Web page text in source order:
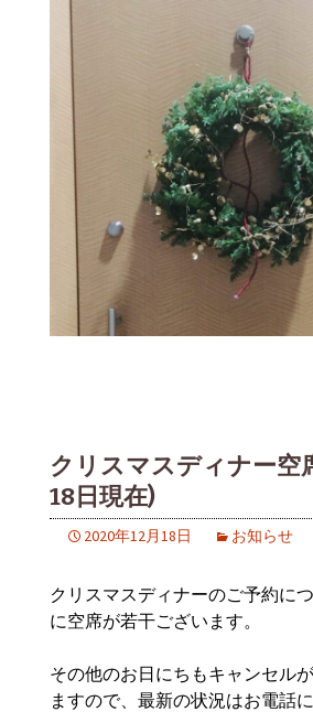
クリスマスディナー空
18日現在)
2020年12月18日 お知らせ
クリスマスディナーのご予約に
に空席が若干ございます。
その他のお日にちもキャンセル
ますので、最新の状況はお電話